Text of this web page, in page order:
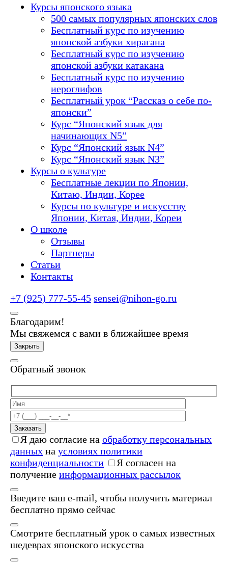
Курсы японского языка
500 самых популярных японских слов
Бесплатный курс по изучению
японской азбуки хирагана
Бесплатный курс по изучению
японской азбуки катакана
Бесплатный курс по изучению
иероглифов
Бесплатный урок “Рассказ о себе по-
японски”
Курс “Японский язык для
начинающих N5”
Курс “Японский язык N4”
Курс “Японский язык N3”
Курсы о культуре
Бесплатные лекции по Японии,
Китаю, Индии, Корее
Курсы по культуре и искусству
Японии, Китая, Индии, Кореи
О школе
Отзывы
Партнеры
Статьи
Контакты
+7 (925) 777-55-45 sensei@nihon-go.ru
Благодарим!
Мы свяжемся с вами в ближайшее время
Закрыть
Обратный звонок
Заказать
Я даю согласие на обработку персональных
данных на условиях политики
конфиденциальности
Я согласен на
получение информационных рассылок
Введите ваш e-mail, чтобы получить материал
бесплатно прямо сейчас
Смотрите бесплатный урок о самых известных
шедеврах японского искусства